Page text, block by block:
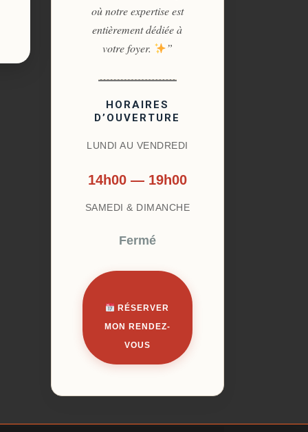
où notre expertise est
entièrement dédiée à
votre foyer.
”
HORAIRES
D’OUVERTURE
LUNDI AU VENDREDI
14h00 — 19h00
SAMEDI & DIMANCHE
Fermé
RÉSERVER
MON RENDEZ-
VOUS